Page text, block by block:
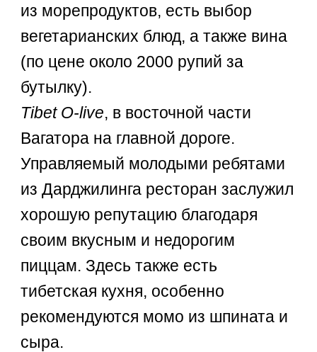
из морепродуктов, есть выбор
вегетарианских блюд, а также вина
(по цене около 2000 рупий за
бутылку).
Tibet O-live, в восточной части
Вагатора на главной дороге.
Управляемый молодыми ребятами
из Дарджилинга ресторан заслужил
хорошую репутацию благодаря
своим вкусным и недорогим
пиццам. Здесь также есть
тибетская кухня, особенно
рекомендуются момо из шпината и
сыра.